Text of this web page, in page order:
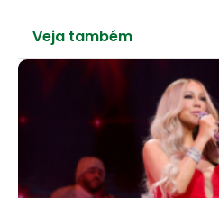
Veja também